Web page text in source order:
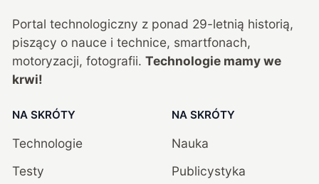
Portal technologiczny z ponad 29-letnią historią,
piszący o nauce i technice, smartfonach,
motoryzacji, fotografii. Technologie mamy we
krwi!
NA SKRÓTY
Technologie
Testy
NA SKRÓTY
Nauka
Publicystyka